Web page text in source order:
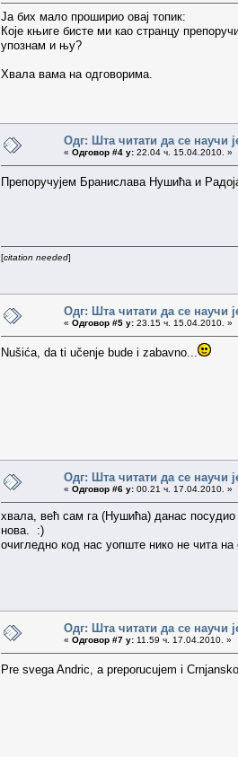
Ја бих мало проширио овај топик:
Које књиге бисте ми као странцу
упознам и њу?
Хвала вама на одговорима.
Одг: Шта читати да се научи
« Одговор #4 у: 22.04 ч. 15.04.2010. »
Препоручујем Бранислава Нушића и
[citation needed]
Одг: Шта читати да се научи
« Одговор #5 у: 23.15 ч. 15.04.2010. »
Nušića, da ti učenje bude i zabavno...
Одг: Шта читати да се научи
« Одговор #6 у: 00.21 ч. 17.04.2010. »
хвала, већ сам га (Нушића) данас
нова. :)
очигледно код нас уопште нико не чита на
Одг: Шта читати да се научи
« Одговор #7 у: 11.59 ч. 17.04.2010. »
Pre svega Andric, a preporucujem i